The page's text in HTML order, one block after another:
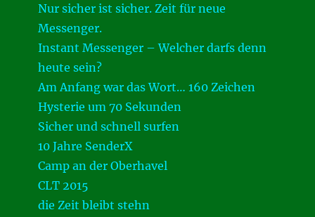
Nur sicher ist sicher. Zeit für neue
Messenger.
Instant Messenger – Welcher darfs denn
heute sein?
Am Anfang war das Wort… 160 Zeichen
Hysterie um 70 Sekunden
Sicher und schnell surfen
10 Jahre SenderX
Camp an der Oberhavel
CLT 2015
die Zeit bleibt stehn